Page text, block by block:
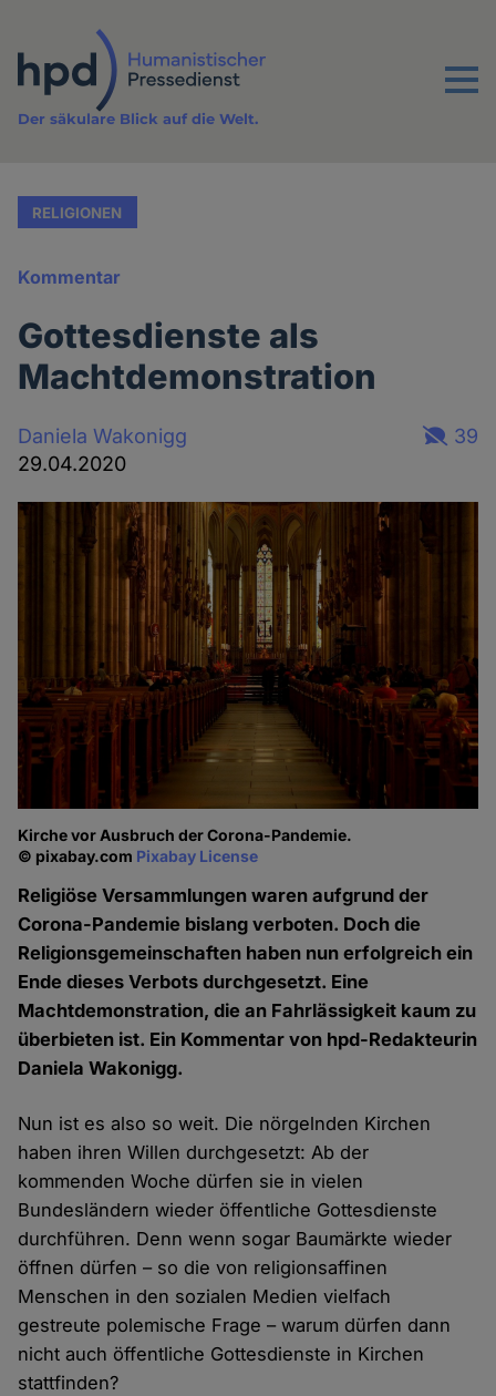
Inhalt
Menu
Der säkulare Blick auf die Welt.
RELIGIONEN
Kommentar
Gottesdienste als
Machtdemonstration
Daniela Wakonigg
29.04.2020
39
Kirche vor Ausbruch der Corona-Pandemie.
© pixabay.com Pixabay License
Religiöse Versammlungen waren aufgrund der
Corona-Pandemie bislang verboten. Doch die
Religionsgemeinschaften haben nun erfolgreich ein
Ende dieses Verbots durchgesetzt. Eine
Machtdemonstration, die an Fahrlässigkeit kaum zu
überbieten ist. Ein Kommentar von hpd-Redakteurin
Daniela Wakonigg.
Nun ist es also so weit. Die nörgelnden Kirchen
haben ihren Willen durchgesetzt: Ab der
kommenden Woche dürfen sie in vielen
Bundesländern wieder öffentliche Gottesdienste
durchführen. Denn wenn sogar Baumärkte wieder
öffnen dürfen – so die von religionsaffinen
Menschen in den sozialen Medien vielfach
gestreute polemische Frage – warum dürfen dann
nicht auch öffentliche Gottesdienste in Kirchen
stattfinden?